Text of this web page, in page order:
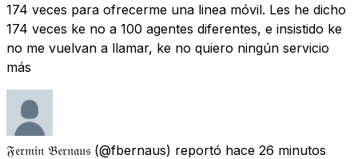
174 veces para ofrecerme una linea móvil. Les he dicho
174 veces ke no a 100 agentes diferentes, e insistido ke
no me vuelvan a llamar, ke no quiero ningún servicio
más
𝔉𝔢𝔯𝔪𝔦𝔫 𝔅𝔢𝔯𝔫𝔞𝔲𝔰 (@fbernaus) reportó hace 26 minutos